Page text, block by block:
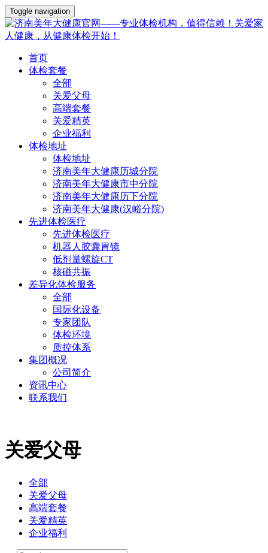
Toggle navigation
首页
体检套餐
全部
关爱父母
高端套餐
关爱精英
企业福利
体检地址
体检地址
济南美年大健康历城分院
济南美年大健康市中分院
济南美年大健康历下分院
济南美年大健康(汉峪分院)
先进体检医疗
先进体检医疗
机器人胶囊胃镜
低剂量螺旋CT
核磁共振
差异化体检服务
全部
国际化设备
专家团队
体检环境
质控体系
集团概况
公司简介
资讯中心
联系我们
关爱父母
全部
关爱父母
高端套餐
关爱精英
企业福利